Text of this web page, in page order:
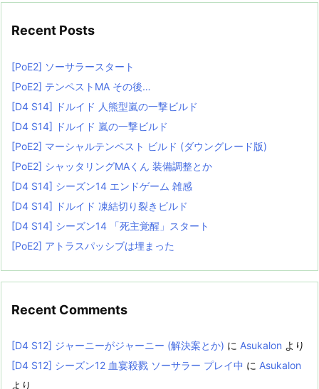
Recent Posts
[PoE2] ソーサラースタート
[PoE2] テンペストMA その後…
[D4 S14] ドルイド 人熊型嵐の一撃ビルド
[D4 S14] ドルイド 嵐の一撃ビルド
[PoE2] マーシャルテンペスト ビルド (ダウングレード版)
[PoE2] シャッタリングMAくん 装備調整とか
[D4 S14] シーズン14 エンドゲーム 雑感
[D4 S14] ドルイド 凍結切り裂きビルド
[D4 S14] シーズン14 「死主覚醒」スタート
[PoE2] アトラスパッシブは埋まった
Recent Comments
[D4 S12] ジャーニーがジャーニー (解決案とか) に Asukalon より
[D4 S12] シーズン12 血宴殺戮 ソーサラー プレイ中 に Asukalon
より